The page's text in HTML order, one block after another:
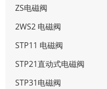
ZS电磁阀
2WS2 电磁阀
STP11 电磁阀
STP21直动式电磁阀
STP31电磁阀